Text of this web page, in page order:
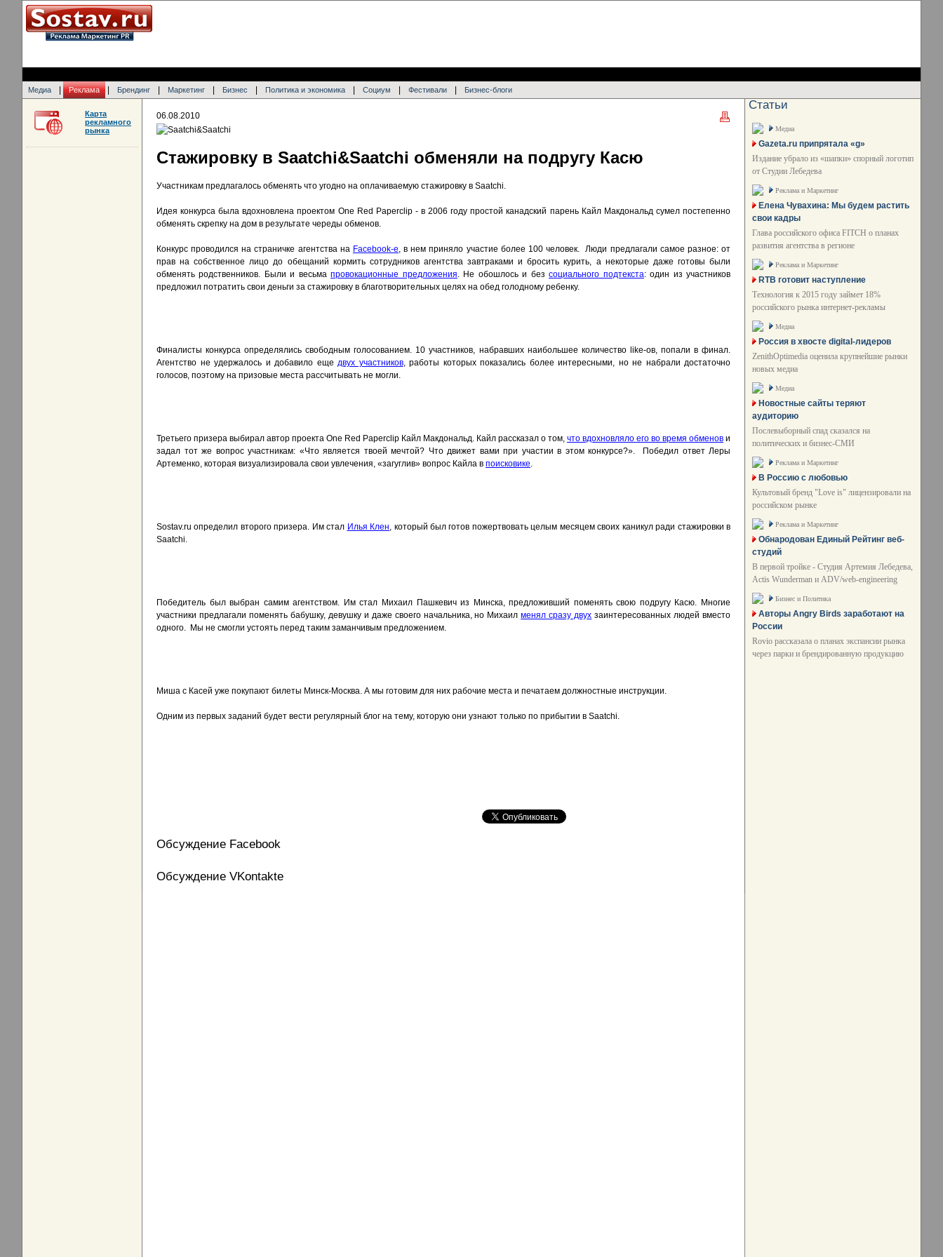
Медиа Реклама Брендинг Маркетинг Бизнес Политика и экономика Социум Фестивали Бизнес-блоги
06.08.2010
Стажировку в Saatchi&Saatchi обменяли на подругу Касю
Участникам предлагалось обменять что угодно на оплачиваемую стажировку в Saatchi.
Идея конкурса была вдохновлена проектом One Red Paperclip - в 2006 году простой канадский парень Кайл Макдональд сумел постепенно
обменять скрепку на дом в результате череды обменов.
Конкурс проводился на страничке агентства на Facebook-е, в нем приняло участие более 100 человек. Люди предлагали самое разное: от
прав на собственное лицо до обещаний кормить сотрудников агентства завтраками и бросить курить, а некоторые даже готовы были
обменять родственников. Были и весьмапровокационные предложения. Не обошлось и безсоциального подтекста: один из участников
предложил потратить свои деньги за стажировку в благотворительных целях на обед голодному ребенку.
Финалисты конкурса определялись свободным голосованием. 10 участников, набравших наибольшее количество like-ов, попали в финал.
Агентство не удержалось и добавило еще двух участников, работы которых показались более интересными, но не набрали достаточно
голосов, поэтому на призовые места рассчитывать не могли.
Третьего призера выбирал автор проекта One Red Paperclip Кайл Макдональд. Кайл рассказал о том, что вдохновляло его во время обменов и
задал тот же вопрос участникам: «Что является твоей мечтой? Что движет вами при участии в этом конкурсе?». Победил ответ Леры
Артеменко, которая визуализировала свои увлечения, «загуглив» вопрос Кайла в поисковике.
Sostav.ru определил второго призера. Им стал Илья Клен, который был готов пожертвовать целым месяцем своих каникул ради стажировки в
Saatchi.
Победитель был выбран самим агентством. Им стал Михаил Пашкевич из Минска, предложивший поменять свою подругу Касю. Многие
участники предлагали поменять бабушку, девушку и даже своего начальника, но Михаилменял сразу двух заинтересованных людей вместо
одного. Мы не смогли устоять перед таким заманчивым предложением.
Миша с Касей уже покупают билеты Минск-Москва. А мы готовим для них рабочие места и печатаем должностные инструкции.
Одним из первых заданий будет вести регулярный блог на тему, которую они узнают только по прибытии в Saatchi.
Обсуждение Facebook
Обсуждение VKontakte
Карта
рекламного
рынка
Статьи
Медиа
Gazeta.ru припрятала «g»
Издание убрало из «шапки» спорный логотип
от Студии Лебедева
Реклама и Маркетинг
Елена Чувахина: Мы будем растить
свои кадры
Глава российского офиса FITCH о планах
развития агентства в регионе
Реклама и Маркетинг
RTB готовит наступление
Технология к 2015 году займет 18%
российского рынка интернет-рекламы
Медиа
Россия в хвосте digital-лидеров
ZenithOptimedia оценила крупнейшие рынки
новых медиа
Медиа
Новостные сайты теряют
аудиторию
Послевыборный спад сказался на
политических и бизнес-СМИ
Реклама и Маркетинг
В Россию с любовью
Культовый бренд "Love is" лицензировали на
российском рынке
Реклама и Маркетинг
Обнародован Единый Рейтинг веб-
студий
В первой тройке - Студия Артемия Лебедева,
Actis Wunderman и ADV/web-engineering
Бизнес и Политика
Авторы Angry Birds заработают на
России
Rovio рассказала о планах экспансии рынка
через парки и брендированную продукцию